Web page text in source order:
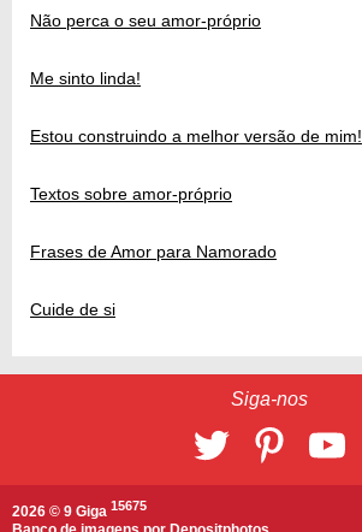
Não perca o seu amor-próprio
Me sinto linda!
Estou construindo a melhor versão de mim!
Textos sobre amor-próprio
Frases de Amor para Namorado
Cuide de si
Siga-nos
2026 © 9 Giga 15675